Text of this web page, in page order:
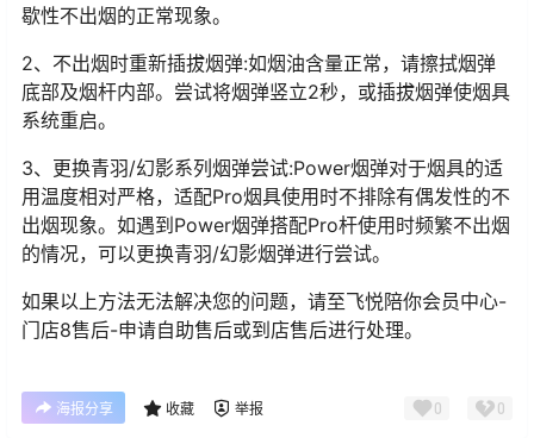
歇性不出烟的正常现象。
2、不出烟时重新插拔烟弹:如烟油含量正常，请擦拭烟弹
底部及烟杆内部。尝试将烟弹竖立2秒，或插拔烟弹使烟具
系统重启。
3、更换青羽/幻影系列烟弹尝试:Power烟弹对于烟具的适
用温度相对严格，适配Pro烟具使用时不排除有偶发性的不
出烟现象。如遇到Power烟弹搭配Pro杆使用时频繁不出烟
的情况，可以更换青羽/幻影烟弹进行尝试。
如果以上方法无法解决您的问题，请至飞悦陪你会员中心-
门店8售后-申请自助售后或到店售后进行处理。
海报分享 收藏 举报 0 0